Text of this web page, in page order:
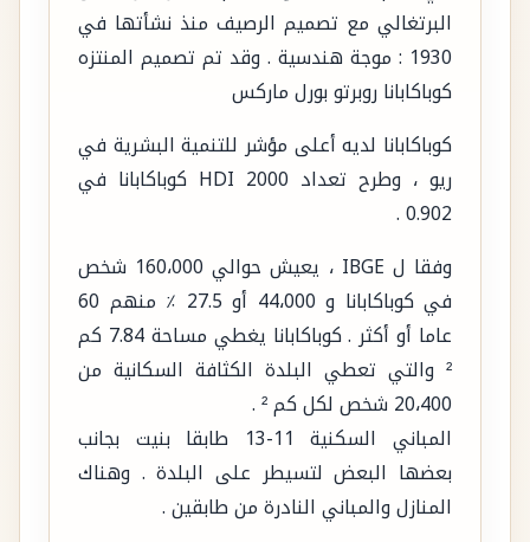
البرتغالي مع تصميم الرصيف منذ نشأتها في
1930 : موجة هندسية . وقد تم تصميم المنتزه
كوباكابانا روبرتو بورل ماركس
كوباكابانا لديه أعلى مؤشر للتنمية البشرية في
ريو ، وطرح تعداد 2000 HDI كوباكابانا في
0.902 .
وفقا ل IBGE ، يعيش حوالي 160،000 شخص
في كوباكابانا و 44،000 أو 27.5 ٪ منهم 60
عاما أو أكثر . كوباكابانا يغطي مساحة 7.84 كم
² والتي تعطي البلدة الكثافة السكانية من
20،400 شخص لكل كم ² .
المباني السكنية 11-13 طابقا بنيت بجانب
بعضها البعض لتسيطر على البلدة . وهناك
المنازل والمباني النادرة من طابقين .